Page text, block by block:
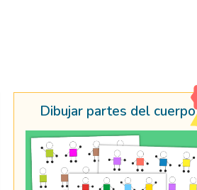
Dibujar partes del cuerpo